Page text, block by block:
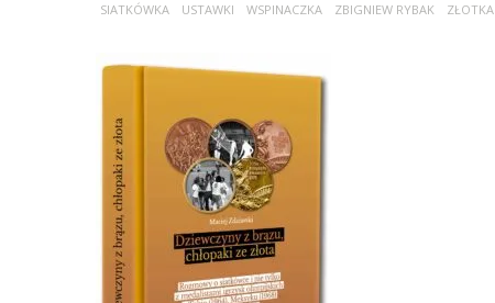
SIATKÓWKA
USTAWKI WSPINACZKA ZBIGNIEW RYBAK ZŁOTKA